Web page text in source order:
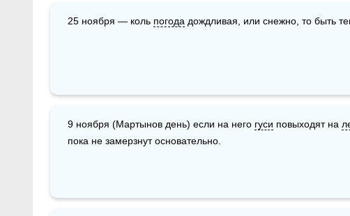
25 ноября — коль погода дождливая, или снежно, то быть
9 ноября (Мартынов день) если на него гуси повыходят на
пока не замерзнут основательно.